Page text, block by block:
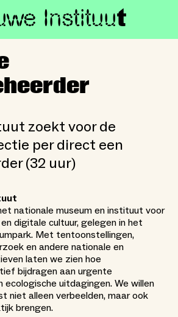
Instituut
zoekt voor de
per direct een
(32 uur)
nationale museum en instituut voor
digitale cultuur, gelegen in het
Met tentoonstellingen,
en andere nationale en
laten we zien hoe
bijdragen aan urgente
ecologische uitdagingen. We willen
niet alleen verbeelden, maar ook
brengen.